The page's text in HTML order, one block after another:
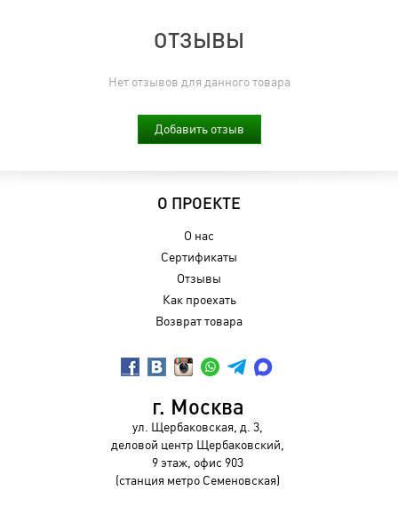
ОТЗЫВЫ
Нет отзывов для данного товара
Добавить отзыв
О ПРОЕКТЕ
О нас
Сертификаты
Отзывы
Как проехать
Возврат товара
г. Москва
ул. Щербаковская, д. 3,
деловой центр Щербаковский,
9 этаж, офис 903
(станция метро Семеновская)